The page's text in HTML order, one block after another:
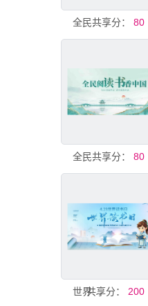
全民阅读展板
共享分： 80
全民阅读书香中国阅读展板
共享分： 80
世界读书日
共享分： 200